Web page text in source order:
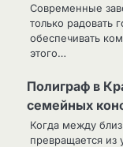
Современные
только радовать
обеспечивать
этого…
Полиграф в
семейных
Когда между
превращается из